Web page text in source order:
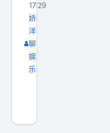
17:29
娇
洋
聊
娱
乐
山